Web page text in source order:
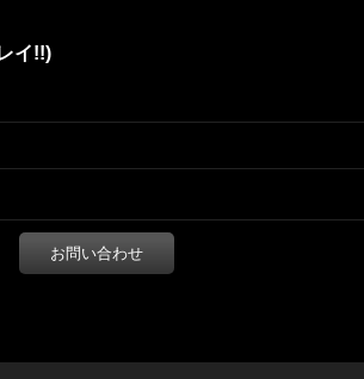
イ!!)
お問い合わせ